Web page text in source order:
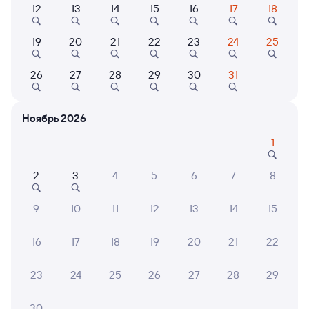
Найдём билет на поезд за вас
Даже если сейчас нет мест
Искать билеты
Отель Кузнецк
3 ⁠132 ⁠₽
Визит
12 13 14 15 16 17 18
19 20 21 22 23 24 25
26 27 28 29 30 31
Ноябрь 2026
1
2 3 4 5 6 7 8
9 10 11 12 13 14 15
16 17 18 19 20 21 22
23 24 25 26 27 28 29